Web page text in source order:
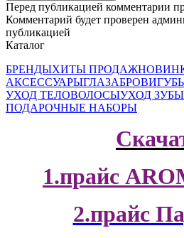
Перед публикацией комментарии
Комментарий будет проверен
публикацией
Каталог
БРЕНДЫХИТЫ ПРОДАЖ
АКСЕССУАРЫГЛАЗАБРОВИ
УХОД ТЕЛОВОЛОСЫУХОД ЗУБЫ
ПОДАРОЧНЫЕ НАБОРЫ
1.прайс
2.прайс